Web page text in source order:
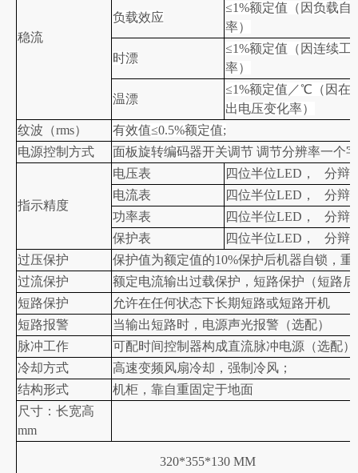
稳流
负载效应
≤1%额定值（因负载自
率）
时漂
≤1%额定值（因连续工
率）
温漂
≤1%额定值／℃（因在
出电压变化率）
纹波（rms）
有效值≤0.5%额定值;
电源控制方式
面板旋转编码器开关调节 调节分辨率一个
指示精度
电压表
四位半位LED， 分辩
电流表
四位半位LED， 分辩
功率表
四位半位LED， 分辩
保护表
四位半位LED， 分辩
过压保护
保护值为额定值的10%保护后机器自锁，重
过流保护
额定电流输出过载保护，短路保护（短路
短路保护
允许在任何状态下长期短路或短路开机
短路报警
当输出短路时，电源声光报警（选配）
脉冲工作
可配时间控制器构成直流脉冲电源（选配）
冷却方式
高速变频风扇冷却，强制冷风；
结构形式
机柜，靠自重固定于地面
尺寸：长宽高
mm
320*355*130 MM